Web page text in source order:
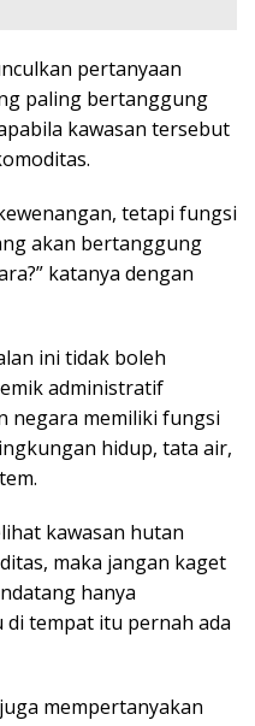
pertanyaan
paling bertanggung
kawasan tersebut
tetapi fungsi
akan bertanggung
katanya dengan
ini tidak boleh
administratif
negara memiliki fungsi
hidup, tata air,
kawasan hutan
maka jangan kaget
hanya
di tempat itu pernah ada
mempertanyakan